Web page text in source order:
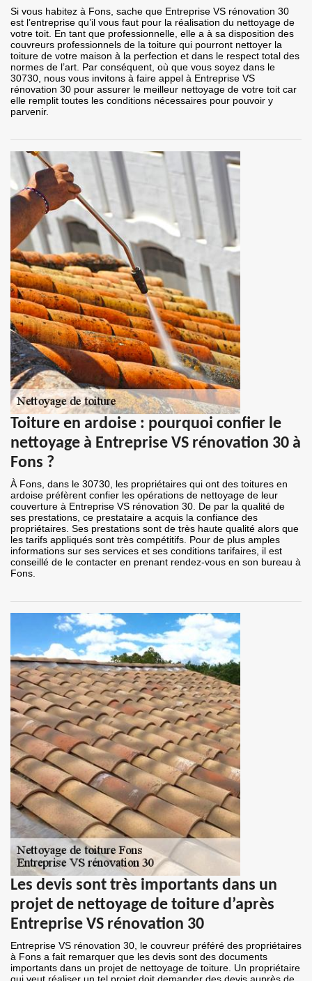
Si vous habitez à Fons, sache que Entreprise VS rénovation 30
est l’entreprise qu’il vous faut pour la réalisation du nettoyage de
votre toit. En tant que professionnelle, elle a à sa disposition des
couvreurs professionnels de la toiture qui pourront nettoyer la
toiture de votre maison à la perfection et dans le respect total des
normes de l’art. Par conséquent, où que vous soyez dans le
30730, nous vous invitons à faire appel à Entreprise VS
rénovation 30 pour assurer le meilleur nettoyage de votre toit car
elle remplit toutes les conditions nécessaires pour pouvoir y
parvenir.
Toiture en ardoise : pourquoi confier le
nettoyage à Entreprise VS rénovation 30 à
Fons ?
À Fons, dans le 30730, les propriétaires qui ont des toitures en
ardoise préfèrent confier les opérations de nettoyage de leur
couverture à Entreprise VS rénovation 30. De par la qualité de
ses prestations, ce prestataire a acquis la confiance des
propriétaires. Ses prestations sont de très haute qualité alors que
les tarifs appliqués sont très compétitifs. Pour de plus amples
informations sur ses services et ses conditions tarifaires, il est
conseillé de le contacter en prenant rendez-vous en son bureau à
Fons.
Les devis sont très importants dans un
projet de nettoyage de toiture d’après
Entreprise VS rénovation 30
Entreprise VS rénovation 30, le couvreur préféré des propriétaires
à Fons a fait remarquer que les devis sont des documents
importants dans un projet de nettoyage de toiture. Un propriétaire